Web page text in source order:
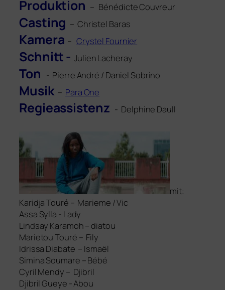
Produktion – Bénédicte Couvreur
Casting – Christel Baras
Kamera – Crystel Fournier
Schnitt - Julien Lacheray
Ton - Pierre André / Daniel Sobrino
Musik – Para One
Regieassistenz - Delphine Daull
mit:
Karidja Touré – Marieme / Vic
Assa Sylla - Lady
Lindsay Karamoh – dia­tou
Marietou Touré – Fily
Idrissa Diabate – Ismaël
Simina Soumare –Bébé
Cyril Mendy – Djibril
Djibril Gueye - Abou